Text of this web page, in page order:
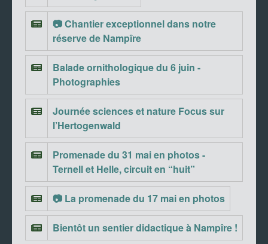
📷 Chantier exceptionnel dans notre
réserve de Nampîre
Balade ornithologique du 6 juin -
Photographies
Journée sciences et nature Focus sur
l’Hertogenwald
Promenade du 31 mai en photos -
Ternell et Helle, circuit en “huit”
📷 La promenade du 17 mai en photos
Bientôt un sentier didactique à Nampîre !